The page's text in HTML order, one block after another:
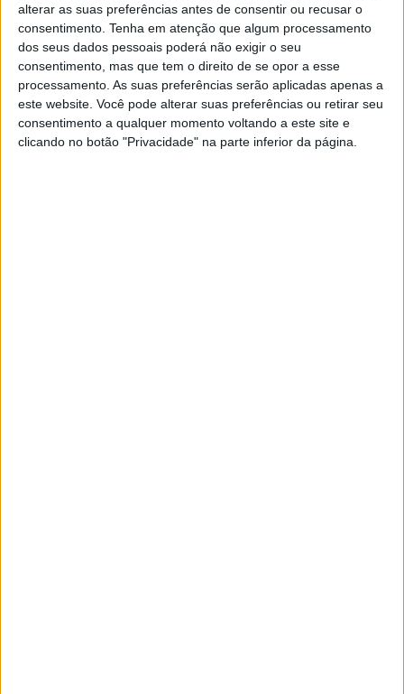
alterar as suas preferências antes de consentir ou recusar o
consentimento. Tenha em atenção que algum processamento
dos seus dados pessoais poderá não exigir o seu
consentimento, mas que tem o direito de se opor a esse
processamento. As suas preferências serão aplicadas apenas a
este website. Você pode alterar suas preferências ou retirar seu
consentimento a qualquer momento voltando a este site e
clicando no botão "Privacidade" na parte inferior da página.
Palavras chave:
Vila de Rei Torneio de Snooker ARCD Aivado
Outras notícias